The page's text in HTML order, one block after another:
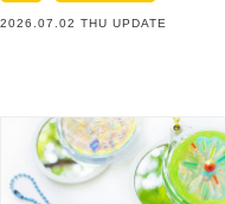
2026.07.02 THU UPDATE